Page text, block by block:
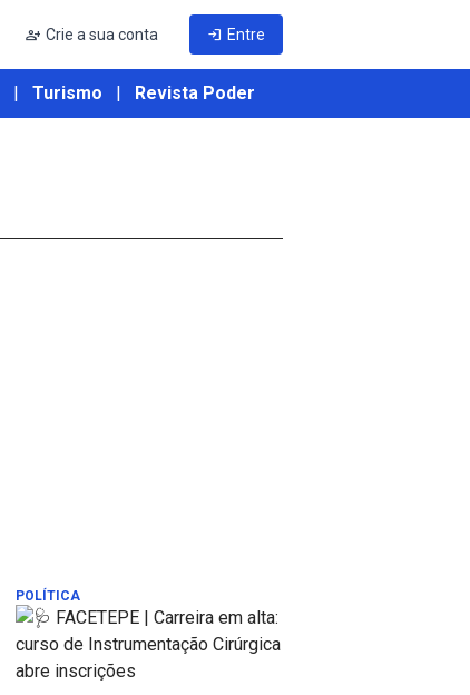
person_add Crie a sua conta login Entre
| Turismo | Revista Poder
POLÍTICA